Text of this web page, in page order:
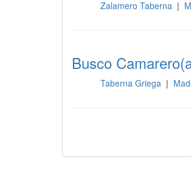
Zalamero Taberna |
Busco
Taberna Griega |